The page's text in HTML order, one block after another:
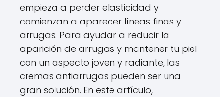
empieza a perder elasticidad y
comienzan a aparecer líneas finas y
arrugas. Para ayudar a reducir la
aparición de arrugas y mantener tu piel
con un aspecto joven y radiante, las
cremas antiarrugas pueden ser una
gran solución. En este artículo,